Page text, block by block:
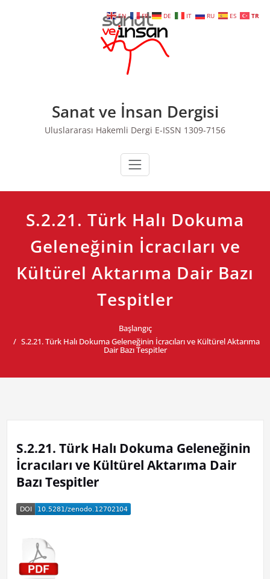
Sanat ve İnsan Dergisi
Uluslararası Hakemli Dergi E-ISSN 1309-7156
S.2.21. Türk Halı Dokuma
Geleneğinin İcracıları ve
Kültürel Aktarıma Dair Bazı
Tespitler
Başlangıç
S.2.21. Türk Halı Dokuma Geleneğinin İcracıları ve Kültürel Aktarıma
Dair Bazı Tespitler
S.2.21. Türk Halı Dokuma Geleneğinin
İcracıları ve Kültürel Aktarıma Dair
Bazı Tespitler
EN FR DE IT RU ES TR